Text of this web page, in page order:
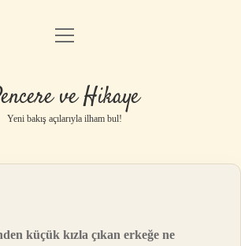
Anasayfa
Yasal Uyarı
menüyü
ve Hikaye
Yeni bakış açılarıyla ilham bul!
küçük kızla çıkan erkeğe ne